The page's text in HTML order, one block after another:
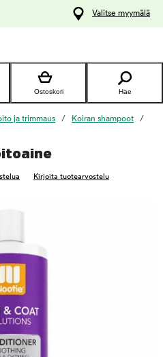
Valitse myymälä
Ostoskori Hae
ja trimmaus
Koiran shampoot
Kirjoita tuotearvostelu